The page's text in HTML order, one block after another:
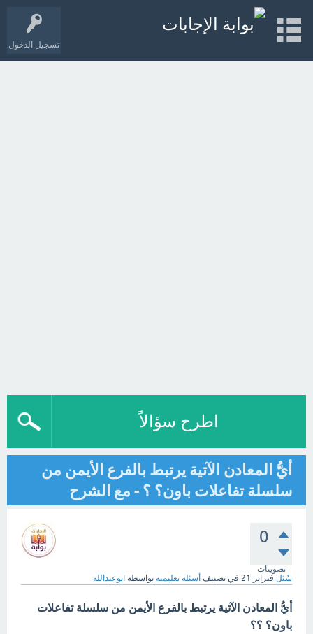
تسجيل الدخول
اطرح سؤالاً
أيُّ المعادن الآتية يرتبط بالفرع الأيمن من
سلسلة تفاعلات باون؟ ؟ - مع الشرح
0
تصويتات
سُئل فبراير 21 في تصنيف أسئلة تعليمية بواسطة ابوعبدالله
أيُّ المعادن الآتية يرتبط بالفرع الأيمن من سلسلة تفاعلات
باون؟ ؟؟